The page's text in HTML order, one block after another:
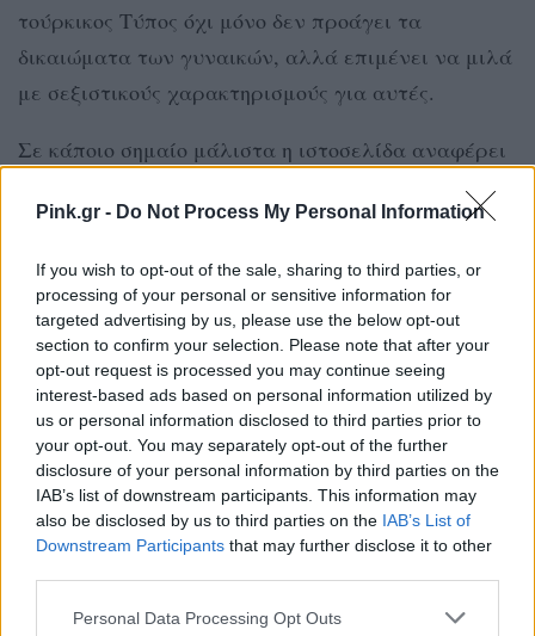
Pink.gr - Do Not Process My Personal Information
If you wish to opt-out of the sale, sharing to third parties, or
processing of your personal or sensitive information for
targeted advertising by us, please use the below opt-out
section to confirm your selection. Please note that after your
opt-out request is processed you may continue seeing
interest-based ads based on personal information utilized by
us or personal information disclosed to third parties prior to
your opt-out. You may separately opt-out of the further
disclosure of your personal information by third parties on the
IAB’s list of downstream participants. This information may
also be disclosed by us to third parties on the IAB’s List of
Downstream Participants that may further disclose it to other
Personal Data Processing Opt Outs
τούρκικος Τύπος όχι μόνο δεν προάγει τα
δικαιώματα των γυναικών, αλλά επιμένει να μιλά
με σεξιστικούς χαρακτηρισμούς για αυτές.
Σε κάποιο σημαίο μάλιστα η ιστοσελίδα αναφέρει
πως «αυξάνονται τα περιστατικά στην περιοχή
που παραπέμπουν σε… ροζ ταινίες».
ΔΕΊΤΕ ΤΟ ΒΊΝΤΕΟ